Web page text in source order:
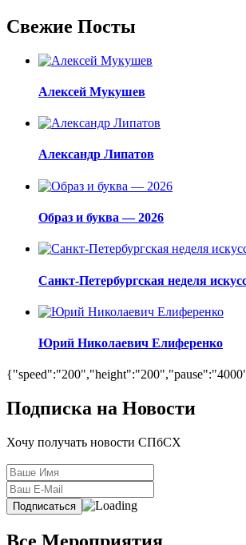
Свежие Посты
Алексей Мукушев
Александр Липатов
Образ и буква — 2026
Санкт-Петербургская неделя
Юрий Николаевич Елиференко
Подписка на Новости
Хочу получать новости СПбСХ